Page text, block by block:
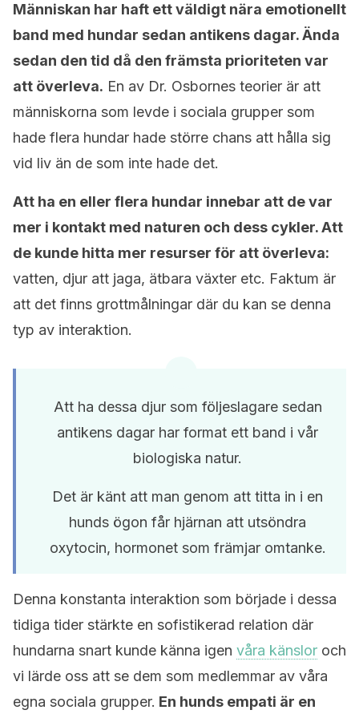
Människan har haft ett väldigt nära emotionellt
band med hundar sedan antikens dagar. Ända
sedan den tid då den främsta prioriteten var
att överleva. En av Dr. Osbornes teorier är att
människorna som levde i sociala grupper som
hade flera hundar hade större chans att hålla sig
vid liv än de som inte hade det.
Att ha en eller flera hundar innebar att de var
mer i kontakt med naturen och dess cykler. Att
de kunde hitta mer resurser för att överleva:
vatten, djur att jaga, ätbara växter etc. Faktum är
att det finns grottmålningar där du kan se denna
typ av interaktion.
Att ha dessa djur som följeslagare sedan
antikens dagar har format ett band i vår
biologiska natur.
Det är känt att man genom att titta in i en
hunds ögon får hjärnan att utsöndra
oxytocin, hormonet som främjar omtanke.
Denna konstanta interaktion som började i dessa
tidiga tider stärkte en sofistikerad relation där
hundarna snart kunde känna igen våra känslor och
vi lärde oss att se dem som medlemmar av våra
egna sociala grupper. En hunds empati är en